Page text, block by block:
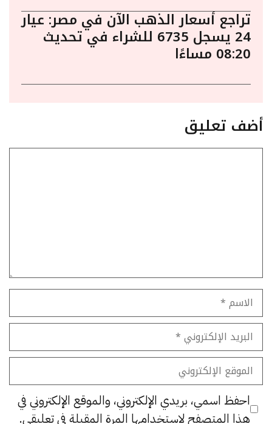
تراجع أسعار الذهب الآن في مصر: عيار
24 يسجل 6735 للشراء في تحديث
08:20 مساءًا
أضف تعليق
الاسم
البريد
الإلكتروني
الموقع
الإلكتروني
احفظ اسمي، بريدي الإلكتروني، والموقع الإلكتروني في
هذا المتصفح لاستخدامها المرة المقبلة في تعليقي.